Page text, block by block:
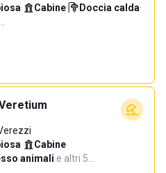
· Cabine· Doccia calda·
· Cabine·
animali·e altri 5…